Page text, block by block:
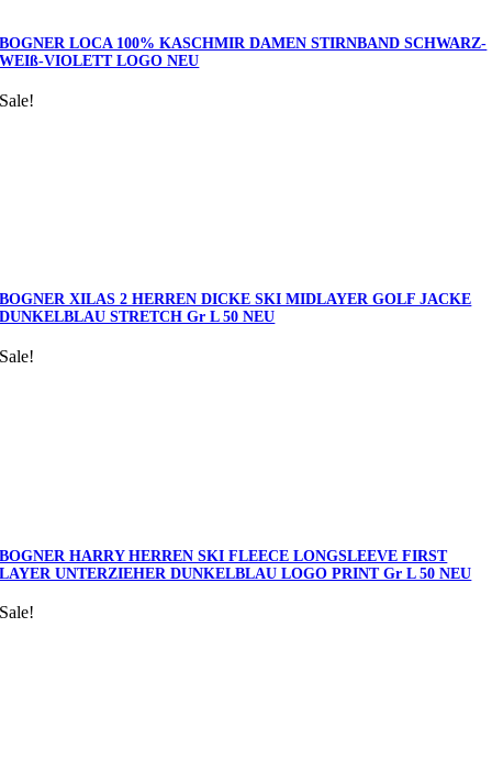
BOGNER LOCA 100% KASCHMIR DAMEN STIRNBAND SCHWARZ-
WEIß-VIOLETT LOGO NEU
Sale!
BOGNER XILAS 2 HERREN DICKE SKI MIDLAYER GOLF JACKE
DUNKELBLAU STRETCH Gr L 50 NEU
Sale!
BOGNER HARRY HERREN SKI FLEECE LONGSLEEVE FIRST
LAYER UNTERZIEHER DUNKELBLAU LOGO PRINT Gr L 50 NEU
Sale!